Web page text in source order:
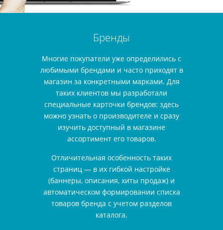
Бренды
Многие покупатели уже определились с
любимыми брендами и часто приходят в
магазин за конкретными марками. Для
таких клиентов мы разработали
специальные карточки брендов: здесь
можно узнать о производителе и сразу
изучить доступный в магазине
ассортимент его товаров.
Отличительная особенность таких
страниц — в их гибкой настройке
(баннеры, описания, хиты продаж) и
автоматическом формировании списка
товаров бренда с учетом разделов
каталога.